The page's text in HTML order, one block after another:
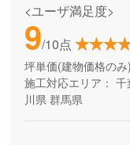
<ユーザ満足度>
9/10点
坪単価(建物価格のみ)
施工対応エリア： 千
川県 群馬県